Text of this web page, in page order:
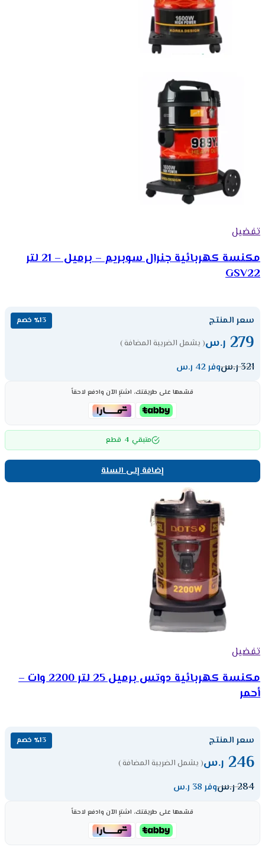
تفضيل
مكنسة كهربائية جنرال سوبريم – برميل – 21 لتر
GSV22
سعر المنتج ٪13 خصم
279 ر.س( يشمل الضريبة المضافة )
321ر.سوفر 42 ر.س
قسّمها على طريقتك، اشترِ الآن وادفع لاحقاً
متبقي 4 قطع
إضافة إلى السلة
تفضيل
مكنسة كهربائية دوتس برميل 25 لتر 2200 وات –
أحمر
سعر المنتج ٪13 خصم
246 ر.س( يشمل الضريبة المضافة )
284ر.سوفر 38 ر.س
قسّمها على طريقتك، اشترِ الآن وادفع لاحقاً